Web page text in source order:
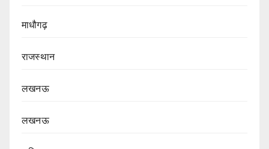
माधौगढ़
राजस्थान
लखनऊ
लखनऊ